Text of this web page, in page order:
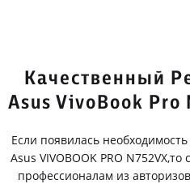
Качественный
Asus VivoBook Pro
Если появилась
Asus VIVOBOOK PRO
профессионалам из